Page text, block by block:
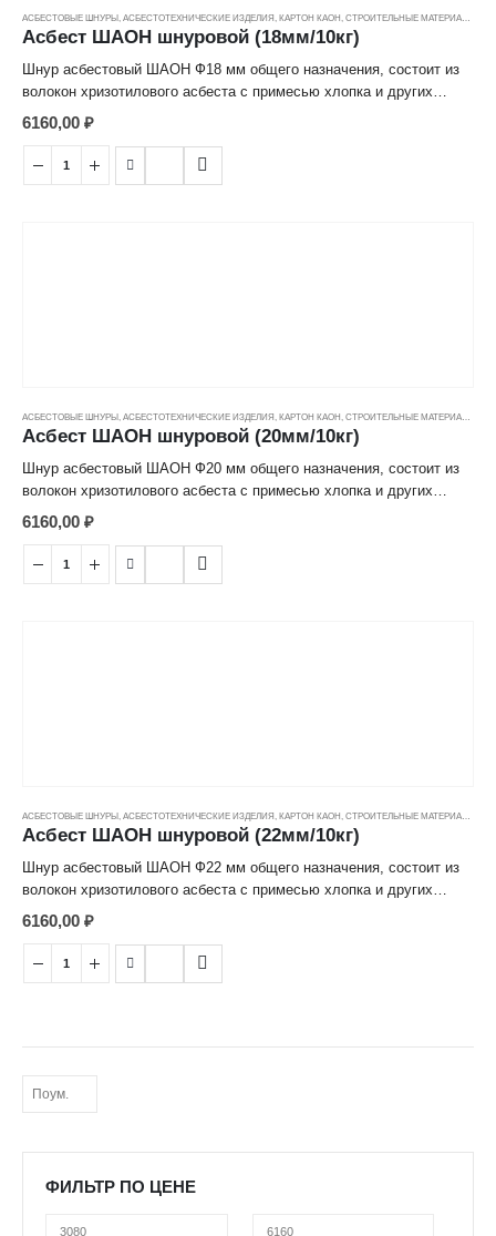
АСБЕСТОВЫЕ ШНУРЫ АСБЕСТОТЕХНИЧЕСКИЕ ИЗДЕЛИЯ КАРТОН КАОН СТРОИТЕЛЬНЫЕ МАТЕРИАЛЫ
Асбест ШАОН шнуровой (18мм/10кг)
Шнур асбестовый ШАОН Ф18 мм общего назначения, состоит из
волокон хризотилового асбеста с примесью хлопка и других
химических волокон, используется в уплотнении соединений в
различных тепловых агрегатах и теплопроводящих системах.
Рабочая температура до +400°C.
6160,00 ₽
АСБЕСТОВЫЕ ШНУРЫ АСБЕСТОТЕХНИЧЕСКИЕ ИЗДЕЛИЯ КАРТОН КАОН СТРОИТЕЛЬНЫЕ МАТЕРИАЛЫ
Асбест ШАОН шнуровой (20мм/10кг)
Шнур асбестовый ШАОН Ф20 мм общего назначения, состоит из
волокон хризотилового асбеста с примесью хлопка и других
химических волокон, используется в уплотнении соединений в
различных тепловых агрегатах и теплопроводящих системах.
Рабочая температура до +400°C.
6160,00 ₽
АСБЕСТОВЫЕ ШНУРЫ АСБЕСТОТЕХНИЧЕСКИЕ ИЗДЕЛИЯ КАРТОН КАОН СТРОИТЕЛЬНЫЕ МАТЕРИАЛЫ
Асбест ШАОН шнуровой (22мм/10кг)
Шнур асбестовый ШАОН Ф22 мм общего назначения, состоит из
волокон хризотилового асбеста с примесью хлопка и других
химических волокон, используется в уплотнении соединений в
различных тепловых агрегатах и теплопроводящих системах.
Рабочая температура до +400°C.
6160,00 ₽
ФИЛЬТР ПО ЦЕНЕ